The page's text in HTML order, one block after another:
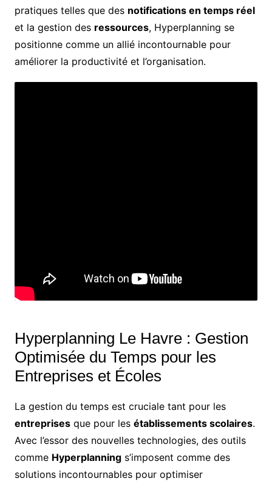
pratiques telles que des notifications en temps réel
et la gestion des ressources, Hyperplanning se
positionne comme un allié incontournable pour
améliorer la productivité et l’organisation.
Hyperplanning Le Havre : Gestion
Optimisée du Temps pour les
Entreprises et Écoles
La gestion du temps est cruciale tant pour les
entreprisesque pour les établissements scolaires.
Avec l’essor des nouvelles technologies, des outils
comme Hyperplannings’imposent comme des
solutions incontournables pour optimiser